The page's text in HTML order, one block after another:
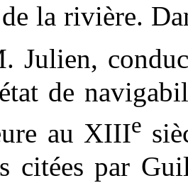
la rivière.
Julien,
de
au XIIIe
citées par